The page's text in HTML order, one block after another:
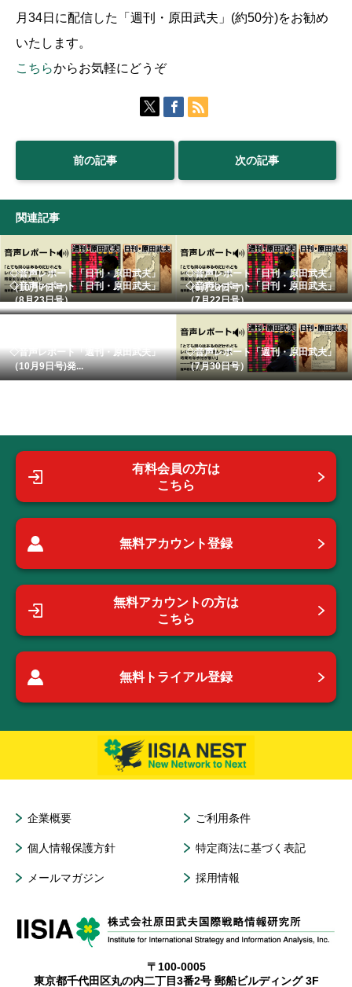
月34日に配信した「週刊・原田武夫」(約50分)をお勧め
いたします。
こちらからお気軽にどうぞ
前の記事 次の記事
関連記事
◇音声レポート「日刊・原田武夫」
（10月7日号）
◇音声レポート「日刊・原田武夫」
（6月23日号）
◇音声レポート「日刊・原田武夫」
（8月23日号） ...
◇音声レポート「日刊・原田武夫」
（7月22日号） ...
◇音声レポート「週刊・原田武夫」
（10月9日号)発...
◇音声レポート「週刊・原田武夫」
（7月30日号）
有料会員の方は
こちら
無料アカウント登録
無料アカウントの方は
こちら
無料トライアル登録
企業概要 ご利用条件
個人情報保護方針 特定商法に基づく表記
メールマガジン 採用情報
〒100-0005
東京都千代田区丸の内二丁目3番2号 郵船ビルディング 3F